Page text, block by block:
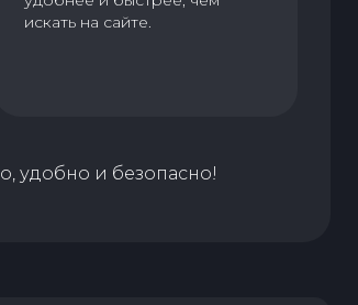
искать на сайте.
удобно и безопасно!